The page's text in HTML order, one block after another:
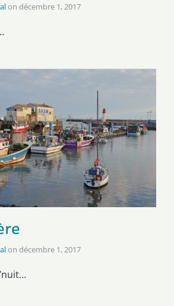
on décembre 1, 2017
on décembre 1, 2017
nuit…